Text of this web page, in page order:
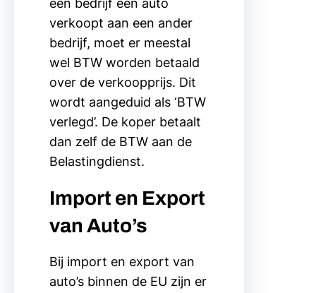
een bedrijf een auto
verkoopt aan een ander
bedrijf, moet er meestal
wel BTW worden betaald
over de verkoopprijs. Dit
wordt aangeduid als ‘BTW
verlegd’. De koper betaalt
dan zelf de BTW aan de
Belastingdienst.
Import en Export
van Auto’s
Bij import en export van
auto’s binnen de EU zijn er